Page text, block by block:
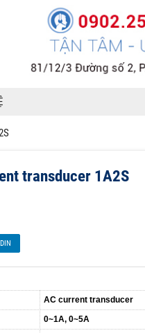
transducer 1A2S
AC current transducer
0~1A, 0~5A